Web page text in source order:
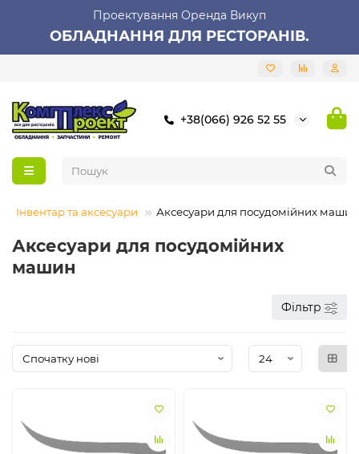
Проектування Оренда Викуп
ОБЛАДНАННЯ ДЛЯ РЕСТОРАНІВ.
+38(066) 926 52 55
Інвентар та аксесуари Аксесуари для посудомійних машин
Аксесуари для посудомійних
машин
Фільтр